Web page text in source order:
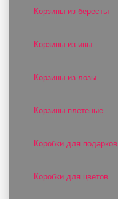
Корзины из бересты
Корзины из ивы
Корзины из лозы
Корзины плетеные
Коробки для подарков
Коробки для цветов